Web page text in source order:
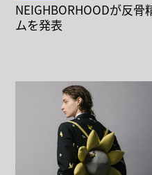
NEIGHBORHOODが反
ムを発表